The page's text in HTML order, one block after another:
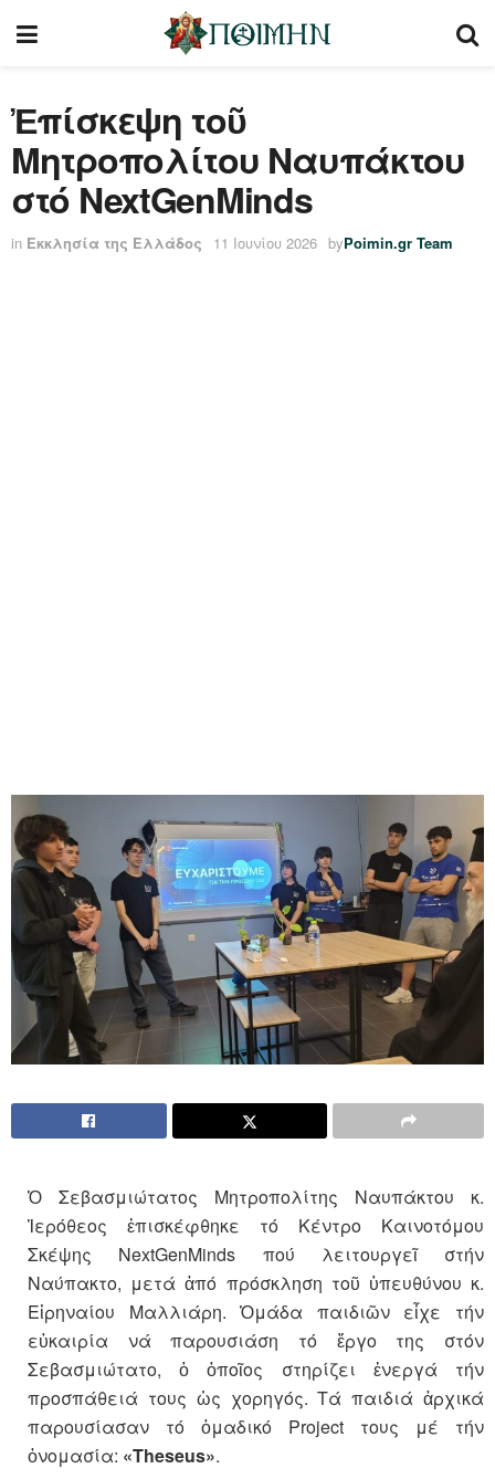
Ἐπίσκεψη τοῦ
Μητροπολίτου Ναυπάκτου
στό NextGenMinds
in Εκκλησία της Ελλάδος 11 Ιουνίου 2026 byPoimin.gr Team
Ὁ Σεβασμιώτατος Μητροπολίτης Ναυπάκτου κ.
Ἱερόθεος ἐπισκέφθηκε τό Κέντρο Καινοτόμου
Σκέψης NextGenMinds πού λειτουργεῖ στήν
Ναύπακτο, μετά ἀπό πρόσκληση τοῦ ὑπευθύνου κ.
Εἰρηναίου Μαλλιάρη. Ὁμάδα παιδιῶν εἶχε τήν
εὐκαιρία νά παρουσιάση τό ἔργο της στόν
Σεβασμιώτατο, ὁ ὁποῖος στηρίζει ἐνεργά τήν
προσπάθειά τους ὡς χορηγός. Τά παιδιά ἀρχικά
παρουσίασαν τό ὁμαδικό Project τους μέ τήν
ὀνομασία: «Theseus».